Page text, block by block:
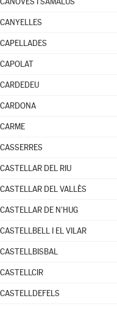
CANYELLES
CAPELLADES
CAPOLAT
CARDEDEU
CARDONA
CARME
CASSERRES
CASTELLAR DEL RIU
CASTELLAR DEL VALLÈS
CASTELLAR DE N'HUG
CASTELLBELL I EL VILAR
CASTELLBISBAL
CASTELLCIR
CASTELLDEFELS